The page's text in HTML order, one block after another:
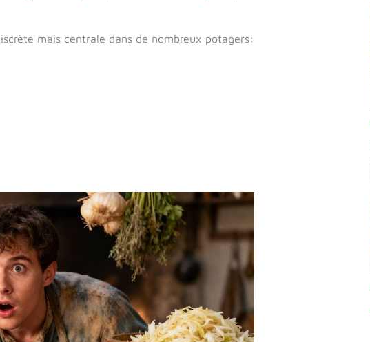
mais centrale dans de nombreux potagers: